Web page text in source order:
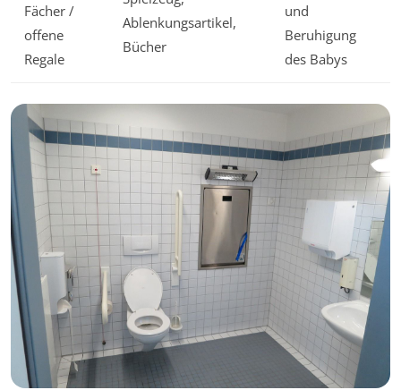
Fächer /
offene
Regale
Ablenkungsartikel,
Bücher
und
Beruhigung
des Babys